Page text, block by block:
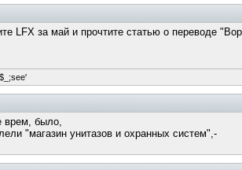
LFX за май и прочтите статью о переводе
врем, было,
"магазин унитазов и охранных систем",-